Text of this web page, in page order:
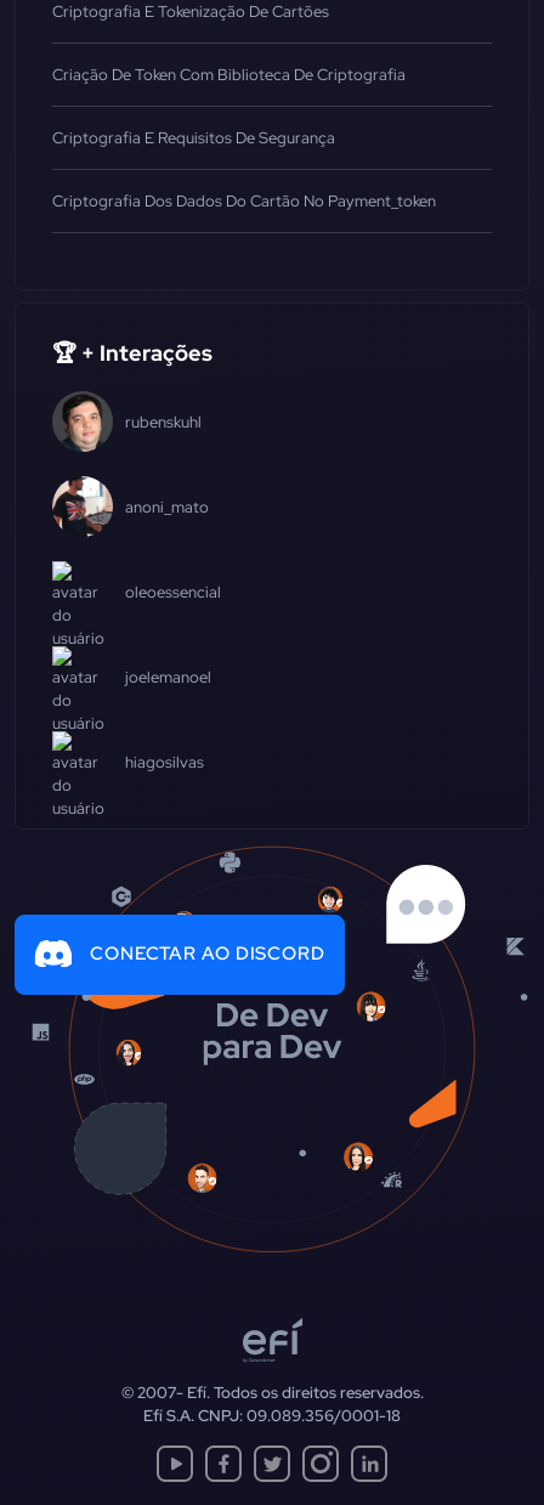
Criptografia E Tokenização De Cartões
Criação De Token Com Biblioteca De Criptografia
Criptografia E Requisitos De Segurança
Criptografia Dos Dados Do Cartão No Payment_token
🏆 + Interações
rubenskuhl
anoni_mato
oleoessencial
joelemanoel
hiagosilvas
CONECTAR AO DISCORD
© 2007-Efí. Todos os direitos reservados.
Efí S.A. CNPJ: 09.089.356/0001-18